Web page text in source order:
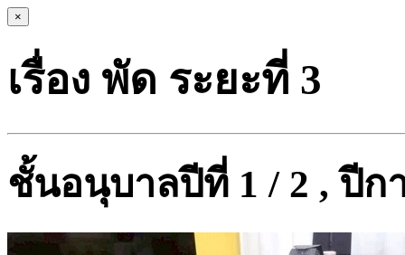
×
เรื่อง พัด ระยะที่ 3
ชั้นอนุบาลปีที่ 1 / 2 , ปีก